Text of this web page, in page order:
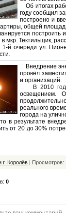
Об итогах
году сообщил
построено и
общей
построить
мкр. Тектильщик,
1-й очереди ул.
Внедрение
провёл
и организаций.
В 2010 году
освещением.
реального
города на
в результате
от 20 до 30%
г. Королёв | Просмотров:
0